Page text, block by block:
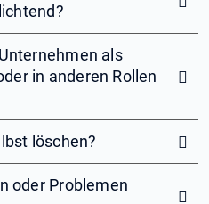
als
in anderen Rollen
löschen?
oder Problemen